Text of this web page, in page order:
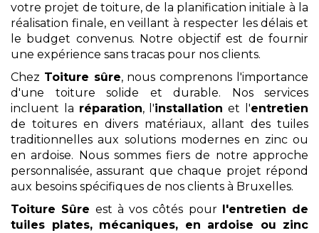
votre projet de toiture, de la planification initiale à la
réalisation finale, en veillant à respecter les délais et
le budget convenus. Notre objectif est de fournir
une expérience sans tracas pour nos clients.
Chez Toiture sûre, nous comprenons l'importance
d'une toiture solide et durable. Nos services
incluent la réparation, l'installation et l'entretien
de toitures en divers matériaux, allant des tuiles
traditionnelles aux solutions modernes en zinc ou
en ardoise. Nous sommes fiers de notre approche
personnalisée, assurant que chaque projet répond
aux besoins spécifiques de nos clients à Bruxelles.
Toiture Sûre est à vos côtés pour l'entretien de
tuiles plates, mécaniques, en ardoise ou zinc